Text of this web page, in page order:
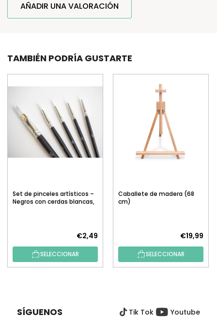
AÑADIR UNA VALORACIÓN
TAMBIÉN PODRÍA GUSTARTE
Set de pinceles artísticos –
Negros con cerdas blancas,
€2,49
SELECCIONAR
Caballete de madera (68
cm)
€19,99
SELECCIONAR
SÍGUENOS Tik Tok Youtube